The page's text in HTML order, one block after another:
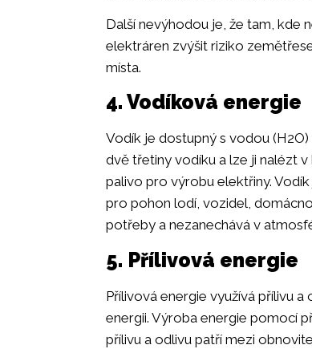
Další nevýhodou je, že tam, kde
elektráren zvýšit riziko
místa.
4. Vodíková energie
Vodík je dostupný s vodou
dvě třetiny vodíku a lze ji nalézt
palivo pro výrobu elektřiny.
pro pohon lodí, vozidel,
potřeby a nezanechává v
5. Přílivová energie
Přílivová energie využívá přílivu
energii. Výroba energie pomocí
přílivu a odlivu patří mezi